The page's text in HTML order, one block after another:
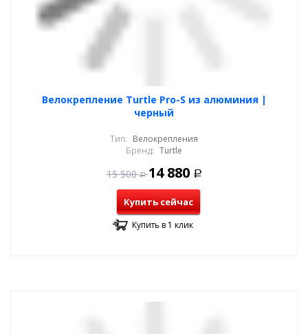
Велокрепление Turtle Pro-S из алюминия |
черный
Тип: Велокрепления
Бренд: Turtle
15 500 Р 14 880 Р
Купить сейчас
Купить в 1 клик